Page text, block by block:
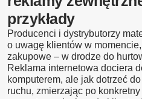
przykłady
Producenci i dystrybutorzy
o uwagę klientów w
zakupowe – w drodze do
Reklama internetowa dociera
komputerem, ale jak dotrzeć
ruchu, zmierzając po